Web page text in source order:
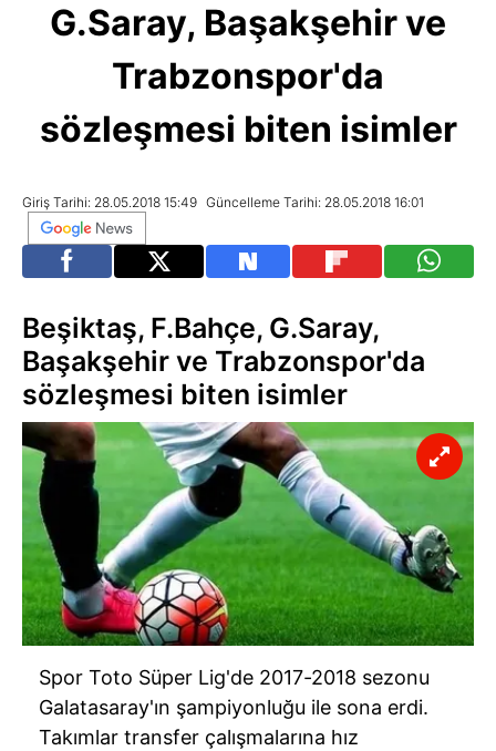
G.Saray, Başakşehir ve
Trabzonspor'da
sözleşmesi biten isimler
Giriş Tarihi: 28.05.2018 15:49 Güncelleme Tarihi: 28.05.2018 16:01
Beşiktaş, F.Bahçe, G.Saray,
Başakşehir ve Trabzonspor'da
sözleşmesi biten isimler
Spor Toto Süper Lig'de 2017-2018 sezonu
Galatasaray'ın şampiyonluğu ile sona erdi.
Takımlar transfer çalışmalarına hız